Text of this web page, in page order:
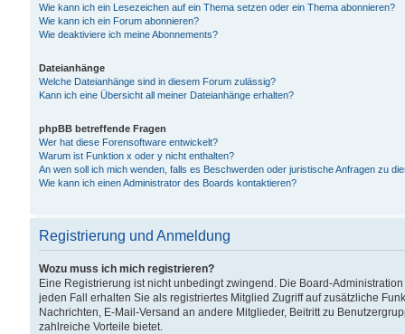
Wie kann ich ein Lesezeichen auf ein Thema setzen oder ein Thema abonnieren?
Wie kann ich ein Forum abonnieren?
Wie deaktiviere ich meine Abonnements?
Dateianhänge
Welche Dateianhänge sind in diesem Forum zulässig?
Kann ich eine Übersicht all meiner Dateianhänge erhalten?
phpBB betreffende Fragen
Wer hat diese Forensoftware entwickelt?
Warum ist Funktion x oder y nicht enthalten?
An wen soll ich mich wenden, falls es Beschwerden oder juristische Anfragen zu
Wie kann ich einen Administrator des Boards kontaktieren?
Registrierung und Anmeldung
Wozu muss ich mich registrieren?
Eine Registrierung ist nicht unbedingt zwingend. Die Board-
jeden Fall erhalten Sie als registriertes Mitglied Zugriff auf zusätzliche
Nachrichten, E-Mail-Versand an andere Mitglieder, Beitritt zu
zahlreiche Vorteile bietet.